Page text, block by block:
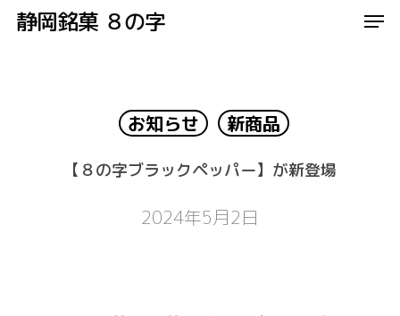
Skip静岡銘菓 ８の字
お知らせ 新商品
【８の字ブラックペッパー】が新登場
2024年5月2日